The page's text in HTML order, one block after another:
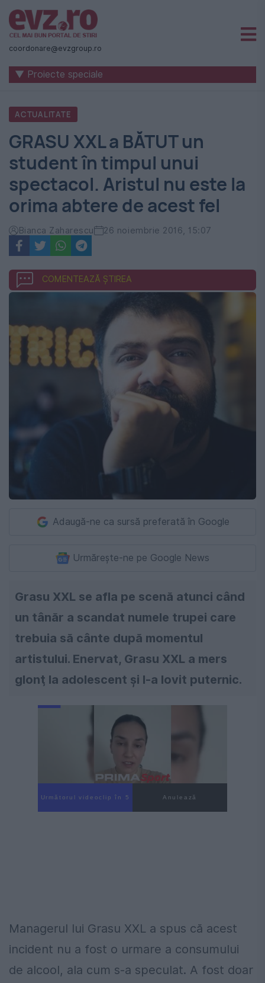
Știri
naționale
internaționale
România
-
Evenimentul
Zilei
coordonare@evzgroup.ro
▼ Proiecte speciale
ACTUALITATE
GRASU XXL a BĂTUT un
student în timpul unui
spectacol. Aristul nu este la
orima abtere de acest fel
Bianca Zaharescu 26 noiembrie 2016, 15:07
COMENTEAZĂ ȘTIREA
Adaugă-ne ca sursă preferată în Google
Urmărește-ne pe Google News
Grasu XXL se afla pe scenă atunci când
un tânăr a scandat numele trupei care
trebuia să cânte după momentul
artistului. Enervat, Grasu XXL a mers
glonţ la adolescent şi l-a lovit puternic.
Următorul videoclip în 4 Anulează
Managerul lui Grasu XXL a spus că acest
incident nu a fost o urmare a consumului
de alcool, ala cum s-a speculat. A fost doar